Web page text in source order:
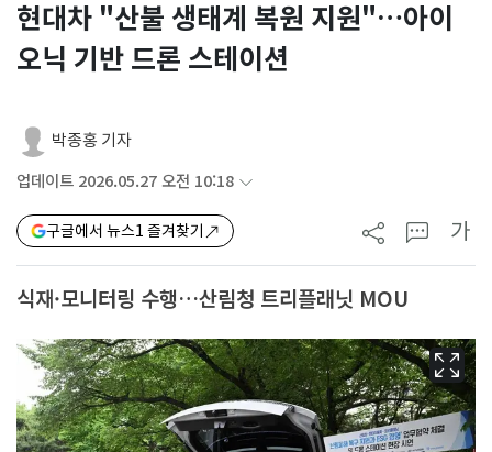
현대차 "산불 생태계 복원 지원"…아이
오닉 기반 드론 스테이션
박종홍 기자
업데이트 2026.05.27 오전 10:18
구글에서 뉴스1 즐겨찾기 가
식재·모니터링 수행…산림청 트리플래닛 MOU